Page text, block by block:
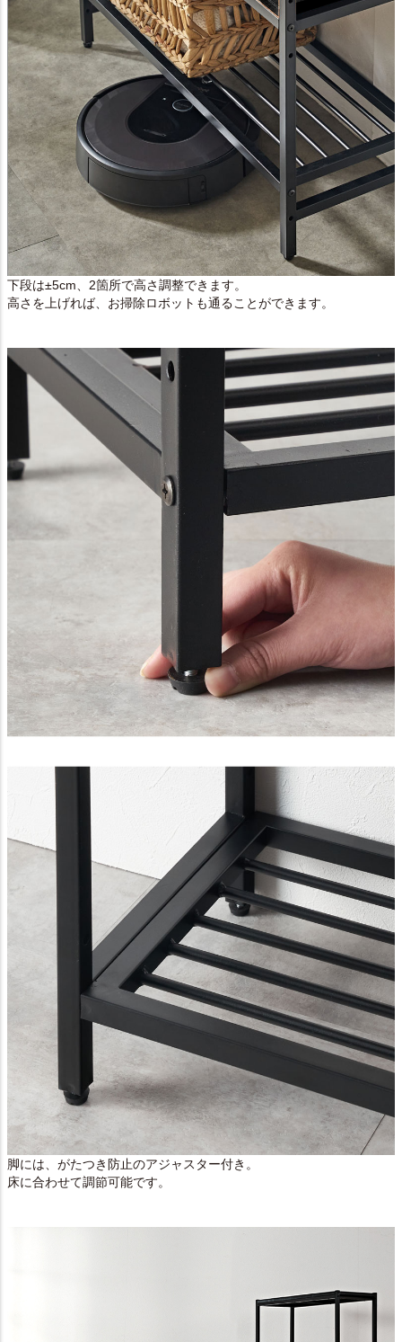
下段は±5cm、2箇所で高さ調整できます。
高さを上げれば、お掃除ロボットも通ることができます。
脚には、がたつき防止のアジャスター付き。
床に合わせて調節可能です。